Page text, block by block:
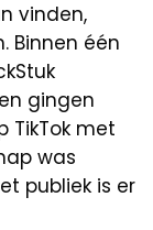
vinden,
Binnen één
gingen
met
was
publiek is er